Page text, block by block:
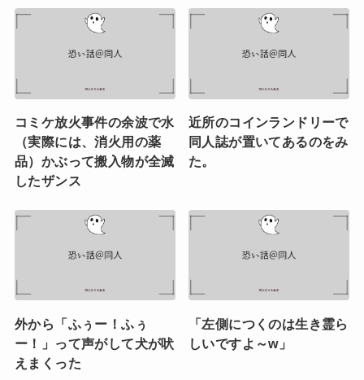
コミケ放火事件の余波で水
（実際には、消火用の薬
品）かぶって搬入物が全滅
したザンス
近所のコインランドリーで
同人誌が置いてあるのをみ
た。
外から「ふぅー！ふぅ
ー！」って声がして犬が吠
えまくった
「左側につくのは生き霊ら
しいですよ～w」